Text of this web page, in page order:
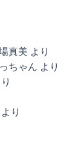
真美 より
ちゃん より
より